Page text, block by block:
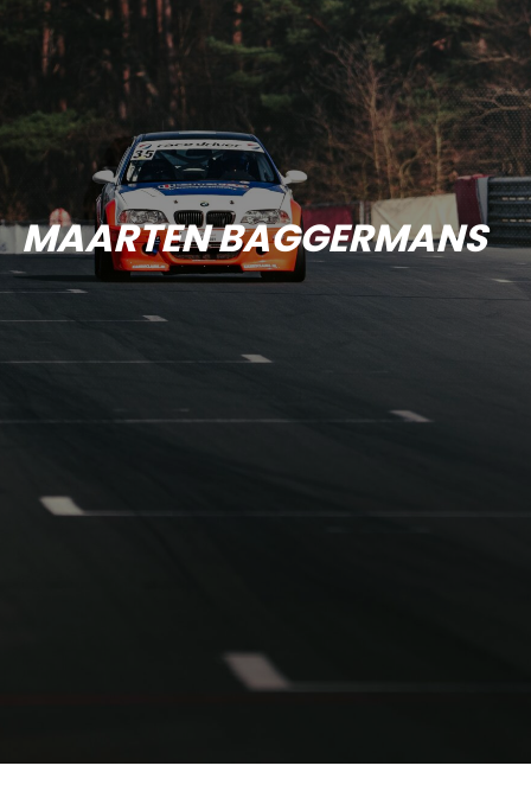
MAARTEN BAGGERMANS